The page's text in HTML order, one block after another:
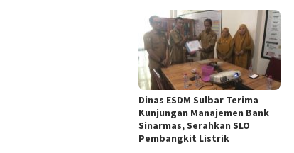
Dinas ESDM Sulbar Terima
Kunjungan Manajemen Bank
Sinarmas, Serahkan SLO
Pembangkit Listrik